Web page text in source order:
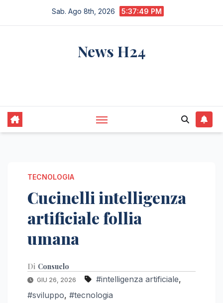
Sab. Ago 8th, 2026 5:37:50 PM
News H24
TECNOLOGIA
Cucinelli intelligenza
artificiale follia
umana
Di Consuelo
GIU 26, 2026 #intelligenza artificiale,
#sviluppo, #tecnologia